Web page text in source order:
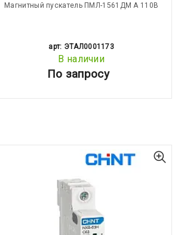
Магнитный пускатель ПМЛ-1561ДМ А 110В
арт: ЭТАЛ0001173
В наличии
По запросу